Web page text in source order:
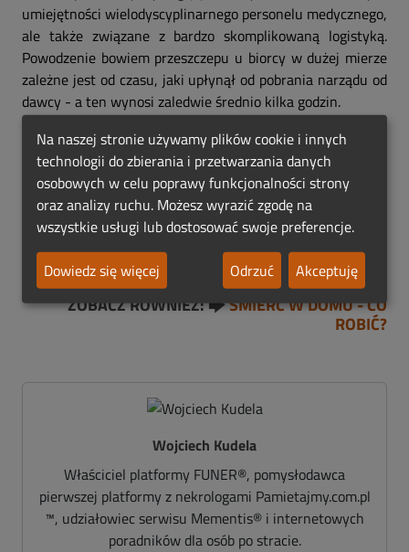
umiejętności wielodyscyplinarnego personelu medycznego,
ale także związane z bardzo skomplikowaną logistyką.
Powodzenie bowiem przeszczepu u biorcy w dużej mierze
zależne jest od czasu, jaki upłynął od pobrania narządu od
dawcy - a ten wynosi zaledwie średnio kilka godzin.
Śmierć jest zawsze dramatem dla rodziny osoby, która
odchodzi. Czasem jednak ból rozstania może ukoić
świadomość, żezgoda na pobranie narządów od
zmarłego jest w stanie uratować życie- według
szacunkowych danych -nawet siedmiu osób, z których
każda jest przecież dla kogoś całym światem...
ZOBACZ RÓWNIEŻ: 🡆ŚMIERĆ W DOMU - CO
ROBIĆ?
Wojciech Kudela
Właściciel platformy FUNER®, pomysłodawca
pierwszej platformy z nekrologami Pamietajmy.com.pl
™, udziałowiec serwisu Mementis® i internetowych
poradników dla osób po stracie.
Na naszej stronie używamy plików cookie i innych
technologii do zbierania i przetwarzania danych
osobowych w celu poprawy funkcjonalności strony
oraz analizy ruchu. Możesz wyrazić zgodę na
wszystkie usługi lub dostosować swoje preferencje.
Dowiedz się więcej
Odrzuć Akceptuję